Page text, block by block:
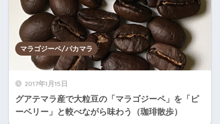
2017年1月15日
グアテマラ産で大粒豆の「マラゴジーペ」を「ピ
ーベリー」と較べながら味わう（珈琲散歩）
マラゴジーペ/パカマラ